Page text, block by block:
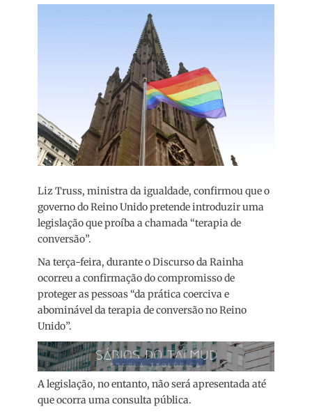
Liz Truss, ministra da igualdade, confirmou que o
governo do Reino Unido pretende introduzir uma
legislação que proíba a chamada “terapia de
conversão”.
Na terça-feira, durante o Discurso da Rainha
ocorreu a confirmação do compromisso de
proteger as pessoas “da prática coerciva e
abominável da terapia de conversão no Reino
Unido”.
A legislação, no entanto, não será apresentada até
que ocorra uma consulta pública.